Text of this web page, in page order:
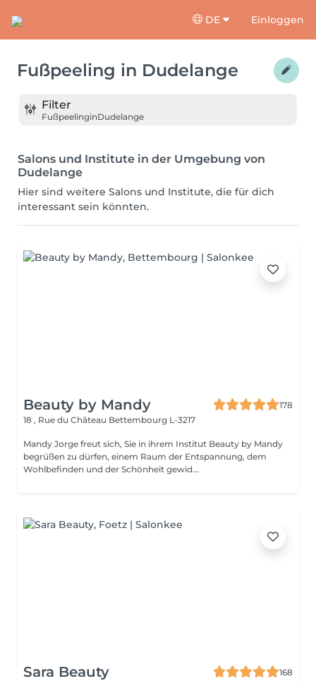
DE Einloggen
Fußpeeling in Dudelange
Filter
FußpeelinginDudelange
Salons und Institute in der Umgebung von
Dudelange
Hier sind weitere Salons und Institute, die für dich
interessant sein könnten.
Beauty by Mandy
178
18 , Rue du Château Bettembourg L-3217
Mandy Jorge freut sich, Sie in ihrem Institut Beauty by Mandy
begrüßen zu dürfen, einem Raum der Entspannung, dem
Wohlbefinden und der Schönheit gewid...
Sara Beauty
168